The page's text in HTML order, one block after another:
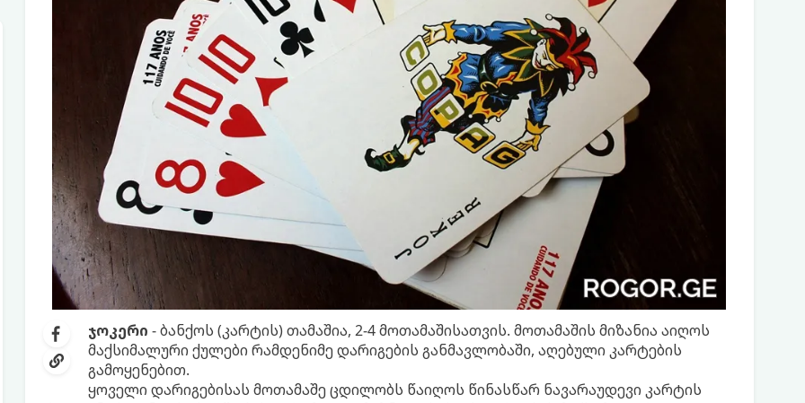
ჯოკერი - ბანქოს (კარტის) თამაშია, 2-4 მოთამაშისათვის. მოთამაშის მიზანია აიღოს
მაქსიმალური ქულები რამდენიმე დარიგების განმავლობაში, აღებული კარტების
გამოყენებით.
ყოველი დარიგებისას მოთამაშე ცდილობს წაიღოს წინასწარ ნავარაუდევი კარტის